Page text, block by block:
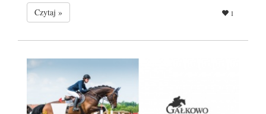
Czytaj »
1